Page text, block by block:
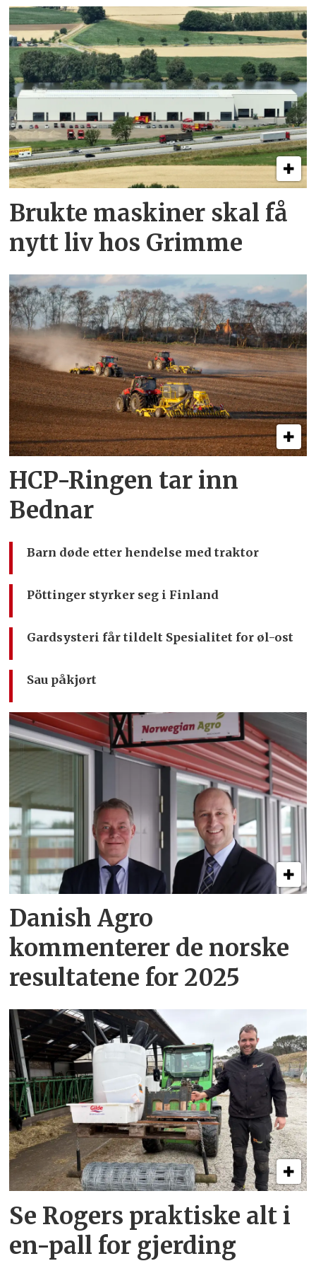
Brukte maskiner skal få
nytt liv hos Grimme
HCP-Ringen tar inn
Bednar
Barn døde etter hendelse med traktor
Pöttinger styrker seg i Finland
Gardsysteri får tildelt Spesialitet for øl-ost
Sau påkjørt
Danish Agro
kommenterer de norske
resultatene for 2025
Se Rogers praktiske alt i
en-pall for gjerding